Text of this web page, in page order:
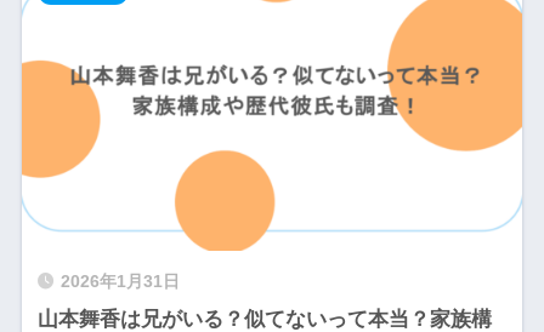
2026年1月31日
山本舞香は兄がいる？似てないって本当？家族構